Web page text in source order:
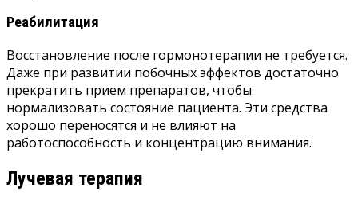
Реабилитация
Восстановление после гормонотерапии не требуется.
Даже при развитии побочных эффектов достаточно
прекратить прием препаратов, чтобы
нормализовать состояние пациента. Эти средства
хорошо переносятся и не влияют на
работоспособность и концентрацию внимания.
Лучевая терапия